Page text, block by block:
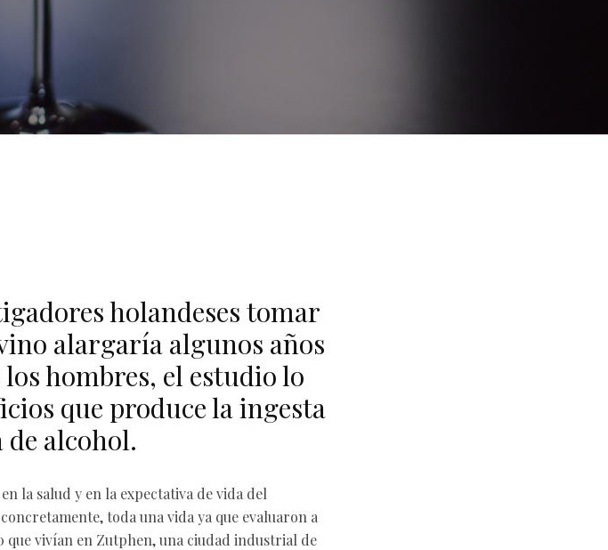
holandeses tomar
alargaría algunos años
hombres, el estudio lo
que produce la ingesta
alcohol.
la salud y en la expectativa de vida del
toda una vida ya que evaluaron a
que vivían en Zutphen, una ciudad industrial de